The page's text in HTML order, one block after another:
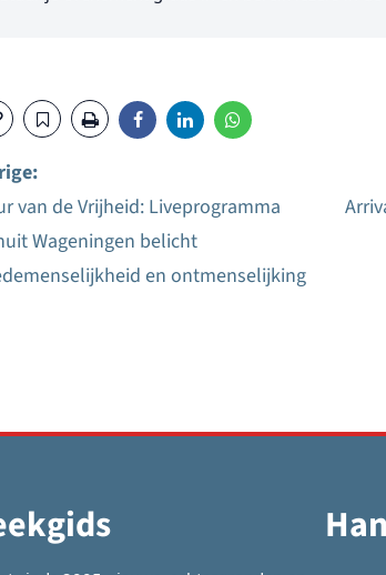
van de Vrijheid: Liveprogramma
Wageningen belicht
en ontmenselijking